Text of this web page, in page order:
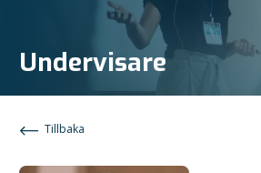
Undervisare
Tillbaka